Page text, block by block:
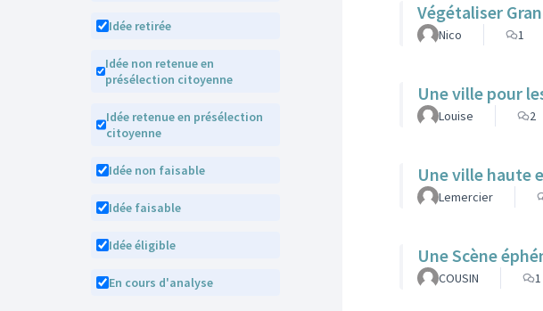
Idée retirée
Idée non retenue en
présélection citoyenne
Idée retenue en présélection
citoyenne
Idée non faisable
Idée faisable
Idée éligible
En cours d'analyse
Végétaliser
Nico 1
Une ville pour
Louise 2
Une ville haute
Lemercier
Une Scène
COUSIN 1